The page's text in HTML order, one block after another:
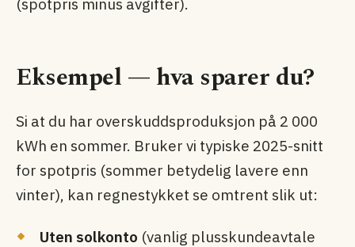
(spotpris minus avgifter).
Eksempel — hva sparer du?
Si at du har overskudds­produksjon på 2 000
kWh en sommer. Bruker vi typiske 2025-snitt
for spotpris (sommer betydelig lavere enn
vinter), kan regnestykket se omtrent slik ut:
Uten solkonto (vanlig plusskundeavtale